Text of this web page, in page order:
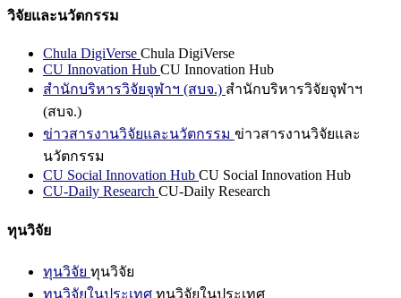
วิจัยและนวัตกรรม
Chula DigiVerse Chula DigiVerse
CU Innovation Hub CU Innovation Hub
สำนักบริหารวิจัยจุฬาฯ (สบจ.) สำนักบริหารวิจัยจุฬาฯ
(สบจ.)
ข่าวสารงานวิจัยและนวัตกรรม ข่าวสารงานวิจัยและ
นวัตกรรม
CU Social Innovation Hub CU Social Innovation Hub
CU-Daily Research CU-Daily Research
ทุนวิจัย
ทุนวิจัย ทุนวิจัย
ทุนวิจัยในประเทศ ทุนวิจัยในประเทศ